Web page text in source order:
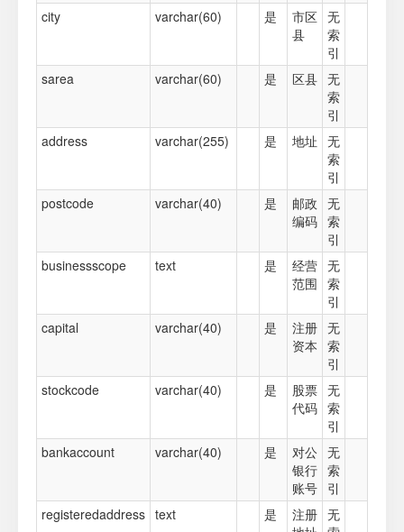
city
varchar(60) 是
市区
县
无
索
引
sarea
varchar(60) 是 区县 无
索
引
address
varchar(255) 是 地址 无
索
引
postcode
varchar(40) 是
邮政
编码
无
索
引
businessscope
text 是
经营
范围
无
索
引
capital
varchar(40) 是
注册
资本
无
索
引
stockcode
varchar(40) 是
股票
代码
无
索
引
bankaccount
varchar(40) 是
对公
银行
账号
无
索
引
registeredaddress text 是
注册 无